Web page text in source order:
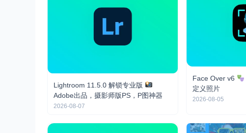
Lightroom 11.5.0 解锁专业版
Adobe出品，摄影师版PS，P图神器
2026-08-07
Face Over v6
定义照片
2026-08-05